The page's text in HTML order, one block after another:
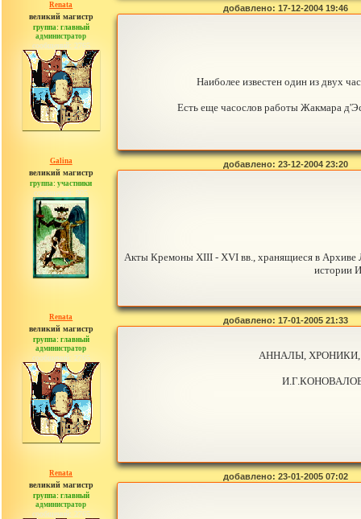
Renata
великий магистр
группа: главный
администратор
сообщений: 2765
добавлено: 17-12-2004 19:46
Наиболее известен один из двух
Есть еще часослов работы Жакмара
Galina
великий магистр
группа: участники
сообщений: 905
добавлено: 23-12-2004 23:20
Акты Кремоны XIII - XVI вв., хранящиеся в Архиве
истории
Renata
великий магистр
группа: главный
администратор
сообщений: 2765
добавлено: 17-01-2005 21:33
АННАЛЫ, ХРОНИКИ,
Renata
великий магистр
группа: главный
администратор
сообщений: 2765
добавлено: 23-01-2005 07:02